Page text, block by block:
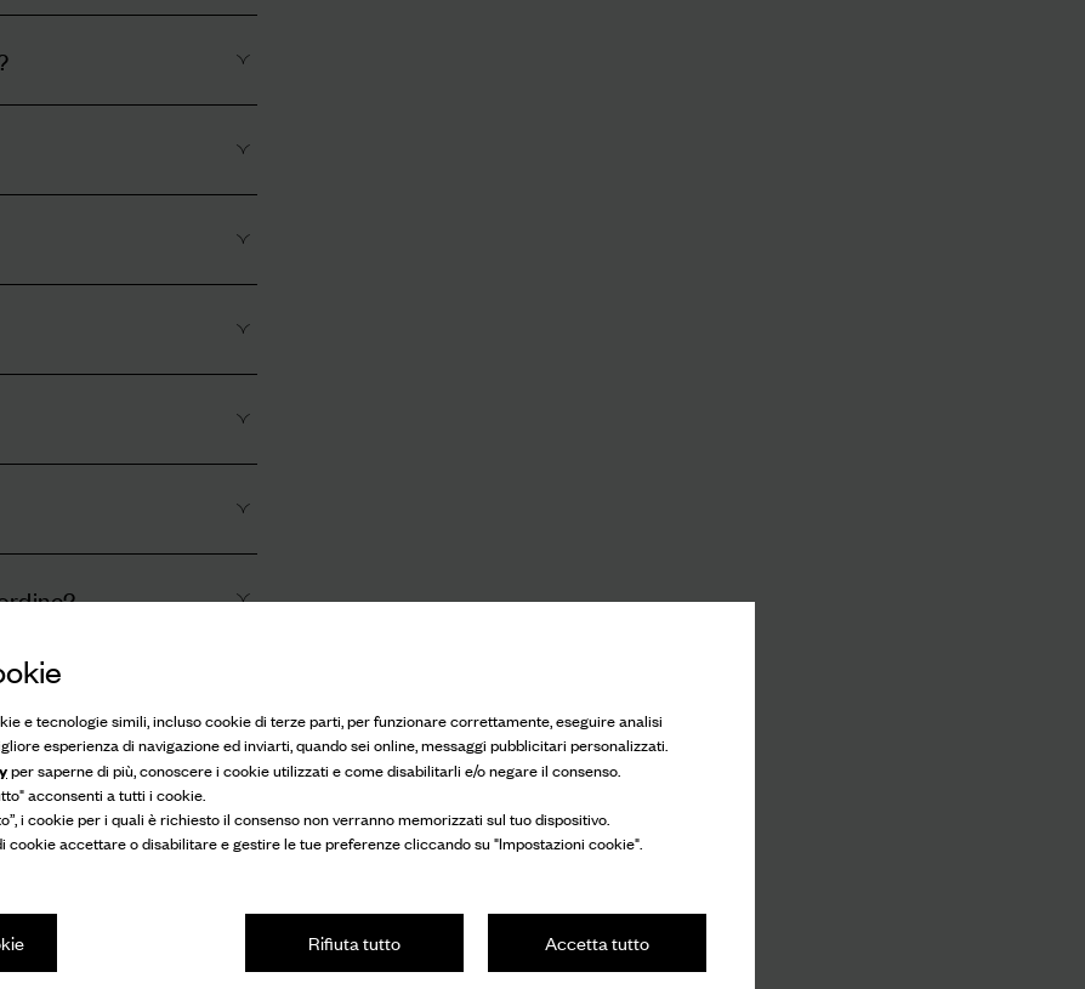
e tecnologie simili, incluso cookie di terze parti, per funzionare correttamente, eseguire analisi
esperienza di navigazione ed inviarti, quando sei online, messaggi pubblicitari personalizzati.
per saperne di più, conoscere i cookie utilizzati e come disabilitarli e/o negare il consenso.
acconsenti a tutti i cookie.
i cookie per i quali è richiesto il consenso non verranno memorizzati sul tuo dispositivo.
cookie accettare o disabilitare e gestire le tue preferenze cliccando su "Impostazioni cookie".
Accetta tutto
Rifiuta tutto